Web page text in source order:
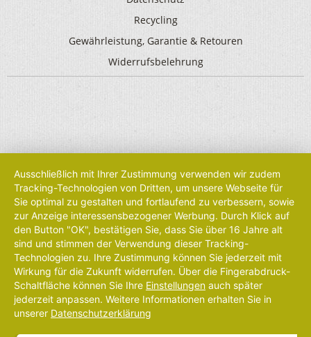
Recycling
Gewährleistung, Garantie & Retouren
Widerrufsbelehrung
Ausschließlich mit Ihrer Zustimmung verwenden wir zudem
Tracking-Technologien von Dritten, um unsere Webseite für
Sie optimal zu gestalten und fortlaufend zu verbessern, sowie
zur Anzeige interessensbezogener Werbung. Durch Klick auf
den Button "OK", bestätigen Sie, dass Sie über 16 Jahre alt
sind und stimmen der Verwendung dieser Tracking-
Technologien zu. Ihre Zustimmung können Sie jederzeit mit
Wirkung für die Zukunft widerrufen. Über die Fingerabdruck-
Schaltfläche können Sie Ihre Einstellungen auch später
jederzeit anpassen. Weitere Informationen erhalten Sie in
unserer Datenschutzerklärung